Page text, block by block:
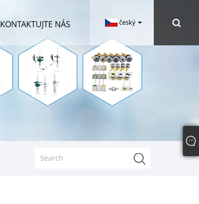
KONTAKTUJTE NÁS český